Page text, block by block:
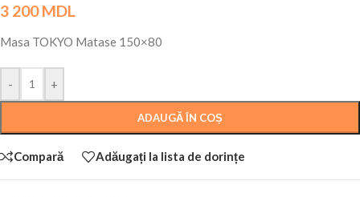
3 200MDL
Masa TOKYO Matase 150×80
- +
ADAUGĂ ÎN COȘ
Compară Adăugați la lista de dorințe